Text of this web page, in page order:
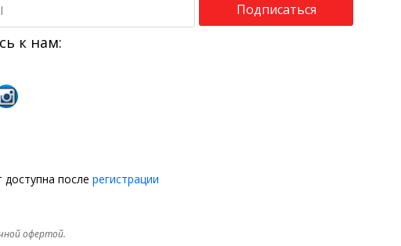
Подписаться
к нам:
доступна после регистрации
офертой.